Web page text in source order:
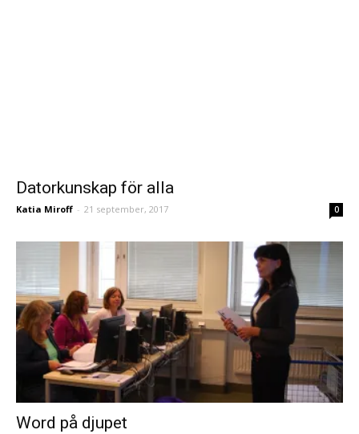
Datorkunskap för alla
Katia Miroff - 21 september, 2017 0
Word på djupet